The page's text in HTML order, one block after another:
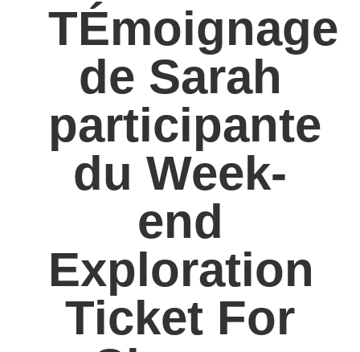
TÉmoignage
de Sarah
participante
du Week-
end
Exploration
Ticket For